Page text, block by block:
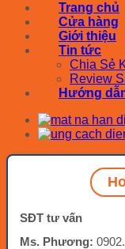
Trang chủ
Cửa hàng
Giới thiệu
Tin tức
Chia Sẻ
Review
Hướng
SĐT tư vấn
Ms. Phương: